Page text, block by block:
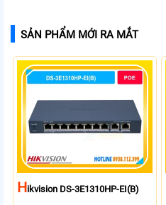
SẢN PHẨM MỚI RA MẮT
HIkvision DS-3E1310HP-EI(B)